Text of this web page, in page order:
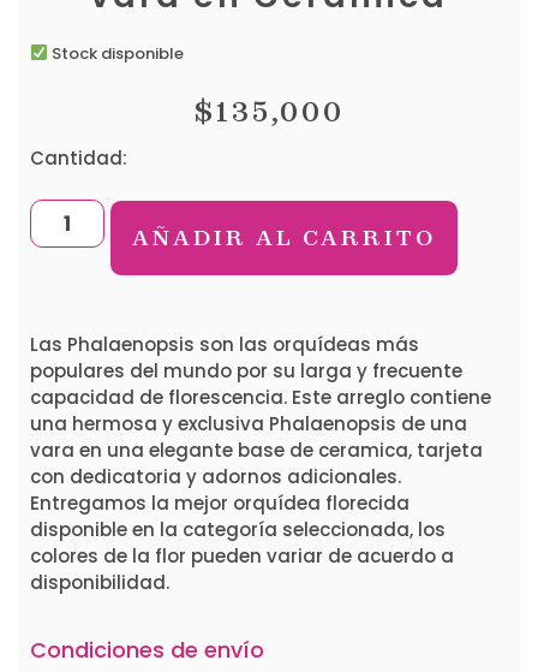
Stock disponible
$135,000
Cantidad:
AÑADIR AL CARRITO
Las Phalaenopsis son las orquídeas más
populares del mundo por su larga y frecuente
capacidad de florescencia. Este arreglo contiene
una hermosa y exclusiva Phalaenopsis de una
vara en una elegante base de ceramica, tarjeta
con dedicatoria y adornos adicionales.
Entregamos la mejor orquídea florecida
disponible en la categoría seleccionada, los
colores de la flor pueden variar de acuerdo a
disponibilidad.
Condiciones de envío